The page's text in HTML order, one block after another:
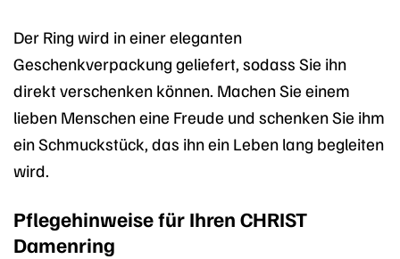
Der Ring wird in einer eleganten
Geschenkverpackung geliefert, sodass Sie ihn
direkt verschenken können. Machen Sie einem
lieben Menschen eine Freude und schenken Sie ihm
ein Schmuckstück, das ihn ein Leben lang begleiten
wird.
Pflegehinweise für Ihren CHRIST
Damenring